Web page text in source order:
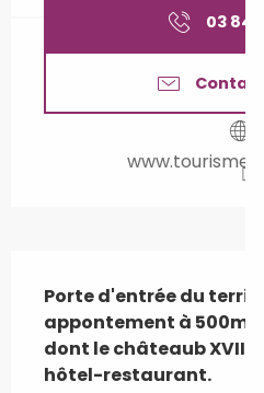
03 84
www.tourisme-
Porte d'entrée du
appontement à 500m
dont le châteaub XVIIIe
hôtel-restaurant.